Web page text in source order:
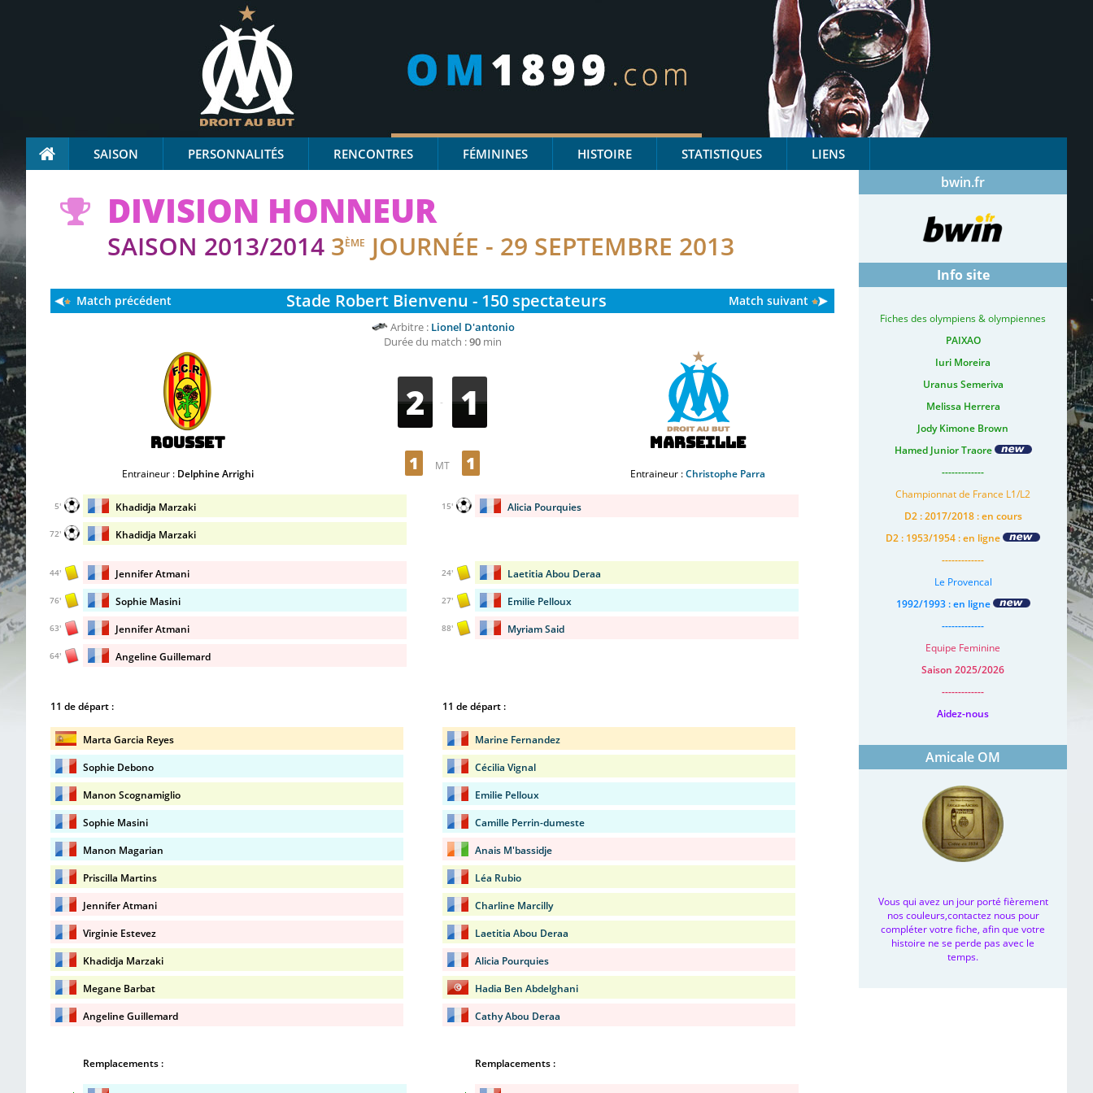
SAISON PERSONNALITÉS RENCONTRES FÉMININES HISTOIRE STATISTIQUES LIENS
DIVISION HONNEUR
SAISON 2013/2014 3ÈME JOURNÉE - 29 SEPTEMBRE 2013
Stade Robert Bienvenu - 150 spectateurs
Match précédent Match suivant
Arbitre : Lionel D'antonio
Durée du match :90min
Rousset
Entraineur : Delphine Arrighi
2 - 1
1 MT 1
Marseille
Entraineur :Christophe Parra
Khadidja Marzaki
5'
Khadidja Marzaki
72'
Alicia Pourquies
15'
Jennifer Atmani
44'
Sophie Masini
76'
Jennifer Atmani
63'
Angeline Guillemard
64'
Laetitia Abou Deraa
24'
Emilie Pelloux
27'
Myriam Said
88'
11 de départ :
Marta Garcia Reyes
Sophie Debono
Manon Scognamiglio
Sophie Masini
Manon Magarian
Priscilla Martins
Jennifer Atmani
Virginie Estevez
Khadidja Marzaki
Megane Barbat
Angeline Guillemard
11 de départ :
Marine Fernandez
Cécilia Vignal
Emilie Pelloux
Camille Perrin-dumeste
Anais M'bassidje
Léa Rubio
Charline Marcilly
Laetitia Abou Deraa
Alicia Pourquies
Hadia Ben Abdelghani
Cathy Abou Deraa
Remplacements : Remplacements :
bwin.fr
Info site
Fiches des olympiens & olympiennes
PAIXAO
Iuri Moreira
Uranus Semeriva
Melissa Herrera
Jody Kimone Brown
Hamed Junior Traore
-------------
Championnat de France L1/L2
D2 : 2017/2018 : en cours
D2 : 1953/1954 : en ligne
-------------
Le Provencal
1992/1993 : en ligne
-------------
Equipe Feminine
Saison 2025/2026
-------------
Aidez-nous
Amicale OM
Vous qui avez un jour porté fièrement
nos couleurs,contactez nous pour
compléter votre fiche, afin que votre
histoire ne se perde pas avec le
temps.